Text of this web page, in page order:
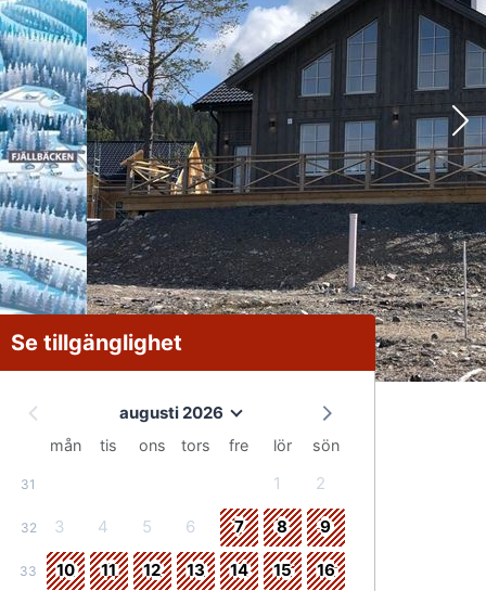
Se tillgänglighet
augusti 2026
mån tis ons tors fre lör sön
31 1 2
32 3 4 5 6 7 8 9
33 10 11 12 13 14 15 16